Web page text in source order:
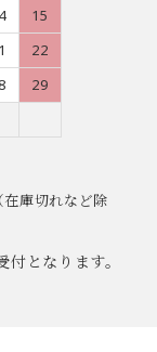
15
22
29
庫切れなど除
となります。